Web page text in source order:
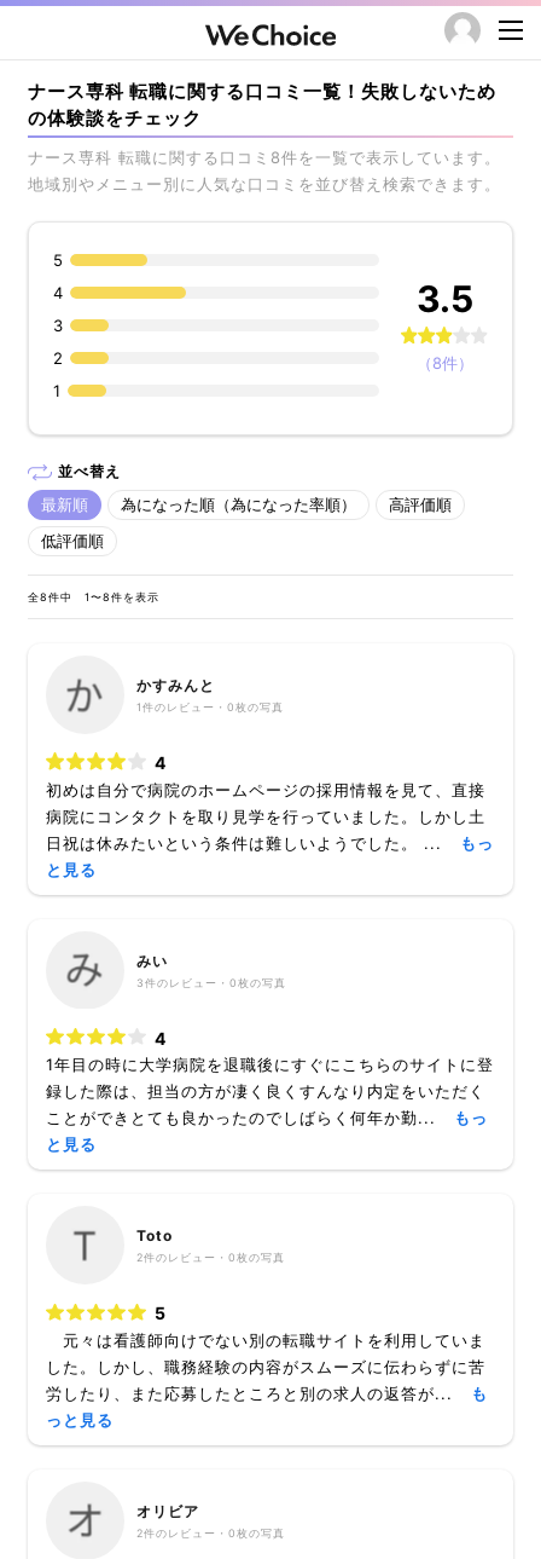
ナース専科 転職に関する口コミ一覧！失敗しないため
の体験談をチェック
ナース専科 転職に関する口コミ8件を一覧で表示しています。
地域別やメニュー別に人気な口コミを並び替え検索できます。
5
4
3
2
1
3.5
（8件）
並べ替え
最新順 為になった順（為になった率順）
高評価順
低評価順
全8件中 1〜8件を表示
かすみんと
1件のレビュー・ 0枚の写真
4
初めは自分で病院のホームページの採用情報を見て、直接
病院にコンタクトを取り見学を行っていました。しかし土
日祝は休みたいという条件は難しいようでした。 ...
もっ
と見る
みい
3件のレビュー・ 0枚の写真
4
1年目の時に大学病院を退職後にすぐにこちらのサイトに登
録した際は、担当の方が凄く良くすんなり内定をいただく
ことができとても良かったのでしばらく何年か勤...
もっ
と見る
Toto
2件のレビュー・ 0枚の写真
5
元々は看護師向けでない別の転職サイトを利用していま
した。しかし、職務経験の内容がスムーズに伝わらずに苦
労したり、また応募したところと別の求人の返答が...
も
っと見る
オリビア
2件のレビュー・ 0枚の写真